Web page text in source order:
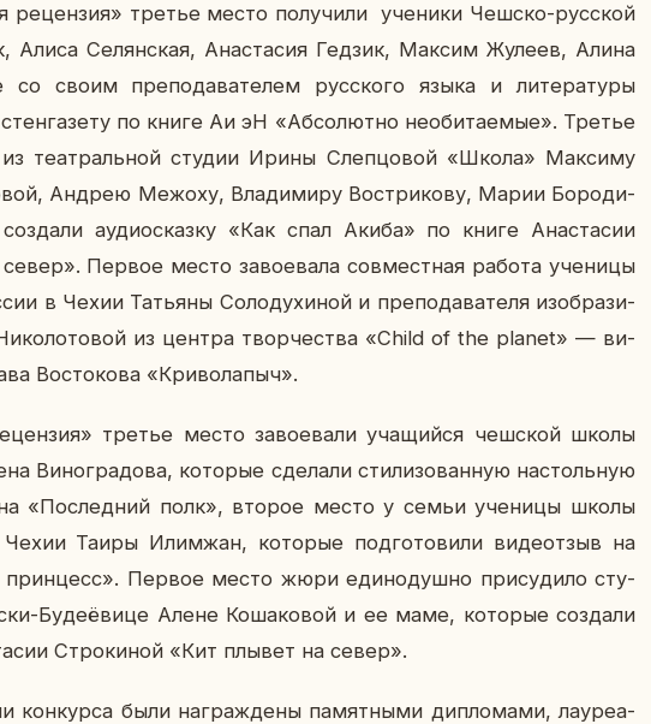
ре­цен­зия» третье место по­лу­чи­ли уче­ни­ки Чешско-рус­ской
Алиса Се­лян­ская, Ана­ста­сия Гедзик, Максим Жулеев, Алина
своим пре­по­да­ва­те­лем рус­ско­го языка и ли­те­ра­ту­ры
по книге Аи эН «Аб­со­лют­но необи­та­е­мые». Третье
те­ат­раль­ной студии Ирины Слеп­цо­вой «Школа» Мак­си­му
Андрею Межоху, Вла­ди­ми­ру Востри­ко­ву, Марии Бо­ро­ди­
аудио­сказ­ку «Как спал Акиба» по книге Ана­ста­сии
Первое место за­во­е­ва­ла сов­мест­ная работа уче­ни­цы
в Чехии Та­тья­ны Со­ло­ду­хи­ной и пре­по­да­ва­те­ля изоб­ра­зи­
из центра твор­че­ства «Child of the planet» — ви­
Во­сто­ко­ва «Кри­во­ла­пыч».
третье место за­во­е­ва­ли уча­щий­ся чеш­ской школы
Ви­но­гра­до­ва, ко­то­рые сде­ла­ли сти­ли­зо­ван­ную на­столь­ную
«По­след­ний полк», второе место у семьи уче­ни­цы школы
Таиры Илим­жан, ко­то­рые под­го­то­ви­ли ви­деот­зыв на
прин­цесс». Первое место жюри еди­но­душ­но при­су­ди­ло сту­
Бу­де­ёви­це Алене Ко­ша­ко­вой и ее маме, ко­то­рые со­зда­ли
Стро­ки­ной «Кит плывет на север».
кон­кур­са были на­граж­де­ны па­мят­ны­ми ди­пло­ма­ми, ла­у­ре­а­